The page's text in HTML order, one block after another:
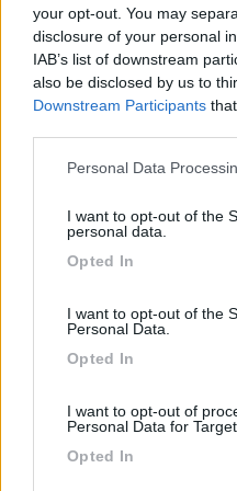
your opt-out. You may
disclosure of your personal
IAB’s list of downstream
also be disclosed by us to
Downstream Participants
Please note that this
not limited to your visit or
grant or deny consent to
use your data for below
Personal Data
I want to opt-out of the
personal data.
Opted In
I want to opt-out of the
Personal Data.
Opted In
I want to opt-out of
Personal Data for
Opted In
grazie
lalagunablu
648
Inserito il22/07/2017 alle:
acquistare un camper usato
acquistare premesso che ho visto
Mobilvetta. Valutare i pesi.